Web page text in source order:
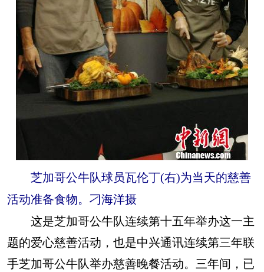
芝加哥公牛队球员瓦伦丁(右)为当天的慈善
活动准备食物。刁海洋摄
这是芝加哥公牛队连续第十五年举办这一主
题的爱心慈善活动，也是中兴通讯连续第三年联
手芝加哥公牛队举办慈善晚餐活动。三年间，已